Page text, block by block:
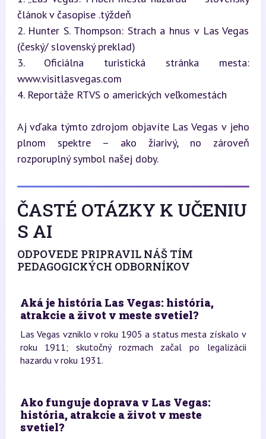
článok v časopise .týždeň
2. Hunter S. Thompson: Strach a hnus v Las Vegas
(český/ slovenský preklad)
3. Oficiálna turistická stránka mesta:
www.visitlasvegas.com
4. Reportáže RTVS o amerických veľkomestách
Aj vďaka týmto zdrojom objavíte Las Vegas v jeho
plnom spektre – ako žiarivý, no zároveň
rozporuplný symbol našej doby.
ČASTÉ OTÁZKY K UČENIU
S AI
ODPOVEDE PRIPRAVIL NÁŠ TÍM
PEDAGOGICKÝCH ODBORNÍKOV
Aká je história Las Vegas: história,
atrakcie a život v meste svetiel?
Las Vegas vzniklo v roku 1905 a status mesta získalo v
roku 1911; skutočný rozmach začal po legalizácii
hazardu v roku 1931.
Ako funguje doprava v Las Vegas:
história, atrakcie a život v meste
svetiel?